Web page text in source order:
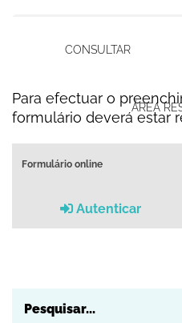
CONSULTAR
ÁREA
Para efectuar o
formulário deverá estar
Formulário online
Autenticar